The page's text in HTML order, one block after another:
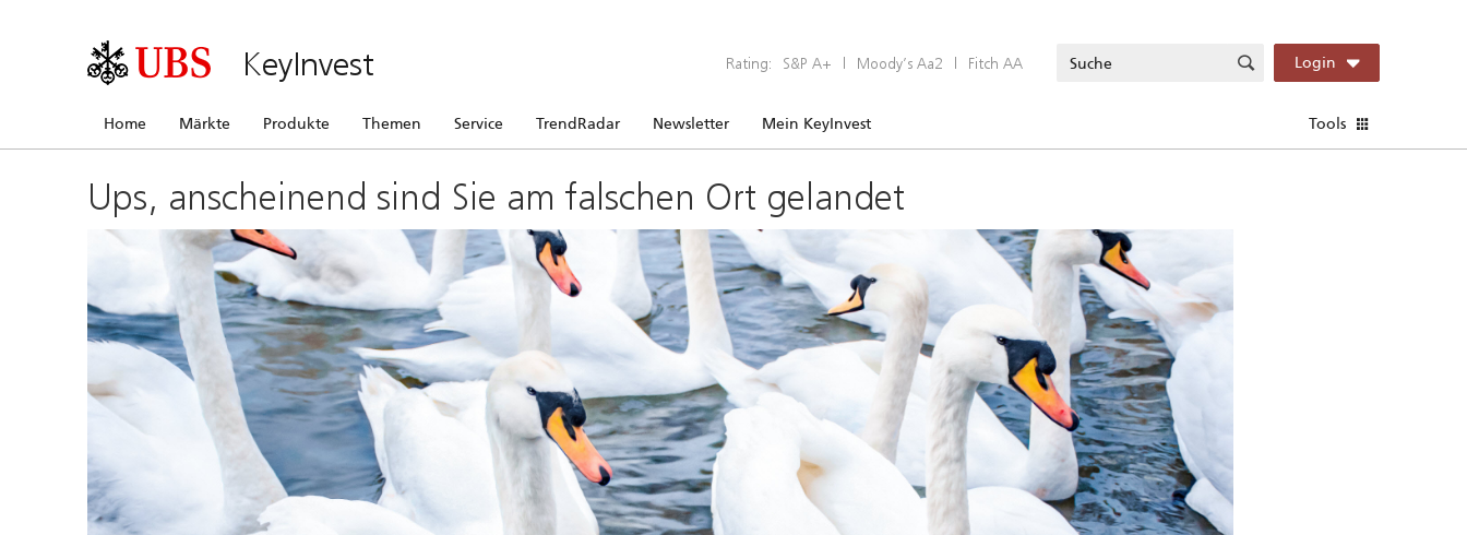
KeyInvest Rating: S&P A+ | Moody’s Aa2 | Fitch AA Login
Home Märkte Produkte Themen Service TrendRadar Newsletter Mein KeyInvest Tools
Ups, anscheinend sind Sie am falschen Ort gelandet